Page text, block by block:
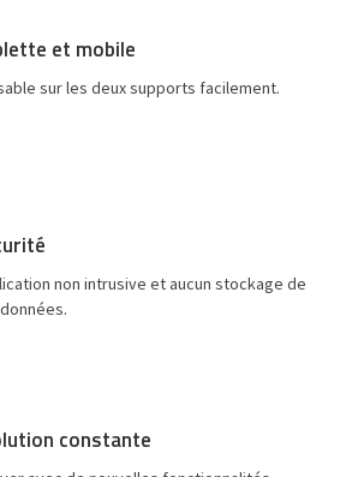
et mobile
sur les deux supports facilement.
non intrusive et aucun stockage de
constante